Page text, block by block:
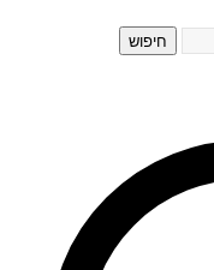
חיפוש